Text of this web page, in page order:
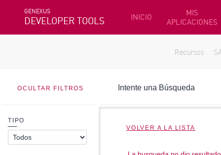
GENEXUS
DEVELOPER TOOLS INICIO
MIS
APLICACIONES
Recursos